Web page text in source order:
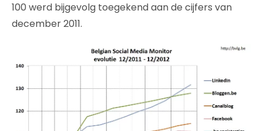
100 werd bijgevolg toegekend aan de cijfers van
december 2011.